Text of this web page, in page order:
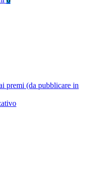
premi (da pubblicare in